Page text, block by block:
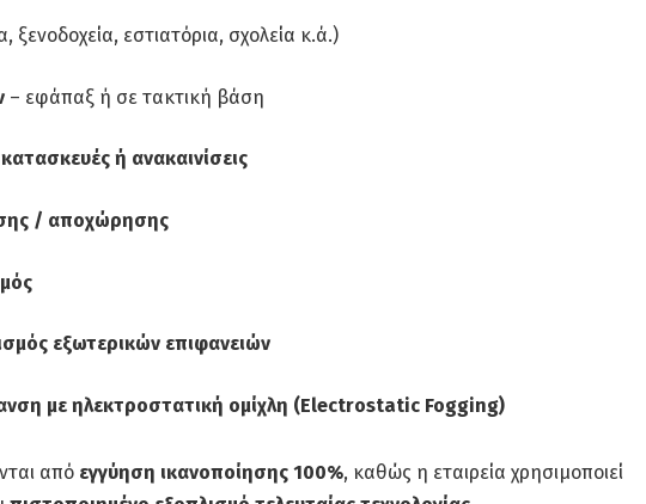
εστιατόρια, σχολεία κ.ά.)
– εφάπαξ ή σε τακτική βάση
ή ανακαινίσεις
/ αποχώρησης
εξωτερικών επιφανειών
με ηλεκτροστατική ομίχλη (Electrostatic Fogging)
από εγγύηση ικανοποίησης 100%, καθώς η εταιρεία χρησιμοποιεί